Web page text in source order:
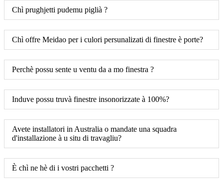
Chì prughjetti pudemu piglià ?
Chì offre Meidao per i culori persunalizati di finestre è porte?
Perchè possu sente u ventu da a mo finestra ?
Induve possu truvà finestre insonorizzate à 100%?
Avete installatori in Australia o mandate una squadra
d'installazione à u situ di travagliu?
È chì ne hè di i vostri pacchetti ?